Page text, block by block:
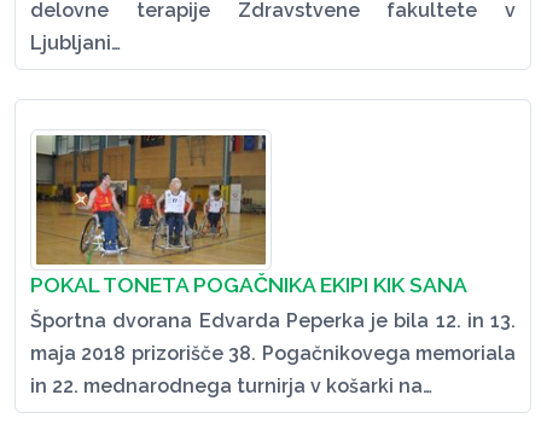
delovne terapije Zdravstvene fakultete v
Ljubljani…
POKAL TONETA POGAČNIKA EKIPI KIK SANA
Športna dvorana Edvarda Peperka je bila 12. in 13.
maja 2018 prizorišče 38. Pogačnikovega memoriala
in 22. mednarodnega turnirja v košarki na…